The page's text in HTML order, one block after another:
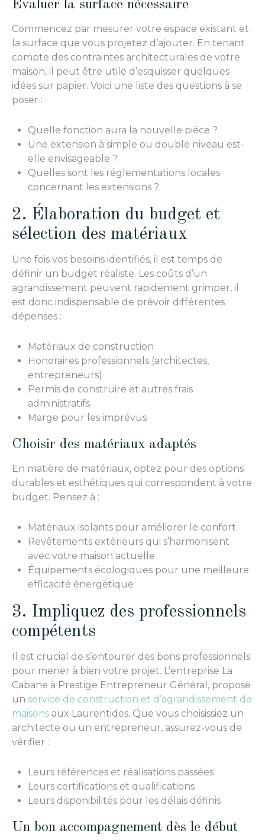
Évaluer la surface nécessaire
Commencez par mesurer votre espace existant et
la surface que vous projetez d’ajouter. En tenant
compte des contraintes architecturales de votre
maison, il peut être utile d’esquisser quelques
idées sur papier. Voici une liste des questions à se
poser :
Quelle fonction aura la nouvelle pièce ?
Une extension à simple ou double niveau est-
elle envisageable ?
Quelles sont les réglementations locales
concernant les extensions ?
2. Élaboration du budget et
sélection des matériaux
Une fois vos besoins identifiés, il est temps de
définir un budget réaliste. Les coûts d’un
agrandissement peuvent rapidement grimper, il
est donc indispensable de prévoir différentes
dépenses :
Matériaux de construction
Honoraires professionnels (architectes,
entrepreneurs)
Permis de construire et autres frais
administratifs
Marge pour les imprévus
Choisir des matériaux adaptés
En matière de matériaux, optez pour des options
durables et esthétiques qui correspondent à votre
budget. Pensez à :
Matériaux isolants pour améliorer le confort
Revêtements extérieurs qui s’harmonisent
avec votre maison actuelle
Équipements écologiques pour une meilleure
efficacité énergétique
3. Impliquez des professionnels
compétents
Il est crucial de s’entourer des bons professionnels
pour mener à bien votre projet. L’entreprise La
Cabane à Prestige Entrepreneur Général, propose
un service de construction et d’agrandissement de
maisons aux Laurentides. Que vous choisissiez un
architecte ou un entrepreneur, assurez-vous de
vérifier :
Leurs références et réalisations passées
Leurs certifications et qualifications
Leurs disponibilités pour les délais définis
Un bon accompagnement dès le début